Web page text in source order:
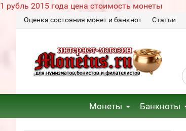
1 рубль 2015 года цена стоимость монеты
Оценка состояния монет и банкнот Статьи
Монеты Банкноты